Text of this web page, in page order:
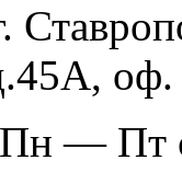
— Пт